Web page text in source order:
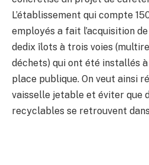
L’établissement qui compte
employés a fait l’acquisition
dedix îlots à trois voies
déchets) qui ont été installés
place publique. On veut ainsi
vaisselle jetable et éviter que
recyclables se retrouvent